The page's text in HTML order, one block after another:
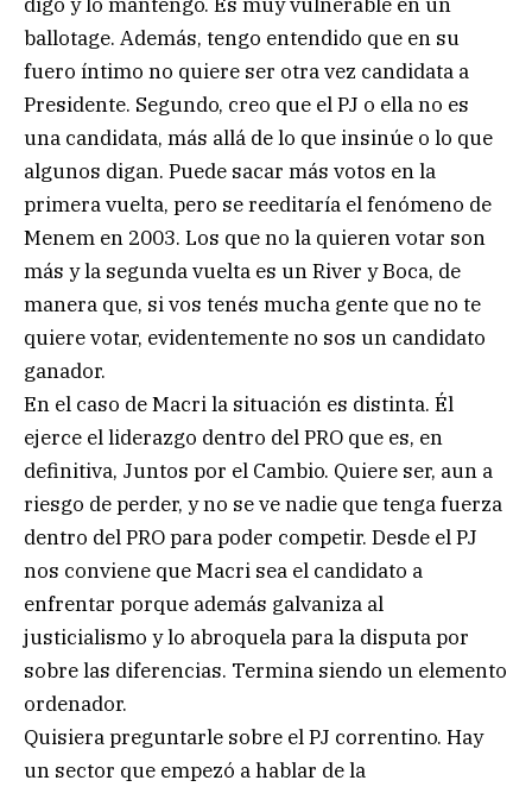
ballotage. Además, tengo entendido que en su
fuero íntimo no quiere ser otra vez candidata a
Presidente. Segundo, creo que el PJ o ella no es
una candidata, más allá de lo que insinúe o lo que
algunos digan. Puede sacar más votos en la
primera vuelta, pero se reeditaría el fenómeno de
Menem en 2003. Los que no la quieren votar son
más y la segunda vuelta es un River y Boca, de
manera que, si vos tenés mucha gente que no te
quiere votar, evidentemente no sos un candidato
ganador.
En el caso de Macri la situación es distinta. Él
ejerce el liderazgo dentro del PRO que es, en
definitiva, Juntos por el Cambio. Quiere ser, aun a
riesgo de perder, y no se ve nadie que tenga fuerza
dentro del PRO para poder competir. Desde el PJ
nos conviene que Macri sea el candidato a
enfrentar porque además galvaniza al
justicialismo y lo abroquela para la disputa por
sobre las diferencias. Termina siendo un elemento
ordenador.
Quisiera preguntarle sobre el PJ correntino. Hay
un sector que empezó a hablar de la